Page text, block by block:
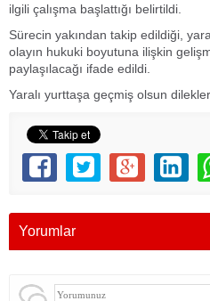
ilgili çalışma başlattığı belirtildi.
Sürecin yakından takip edildiği,
olayın hukuki boyutuna ilişkin
paylaşılacağı ifade edildi.
Yaralı yurttaşa geçmiş olsun
Yorumlar